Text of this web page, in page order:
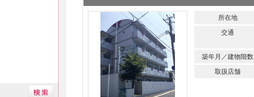
所在地
交通
築年月／建物階数
取扱店舗